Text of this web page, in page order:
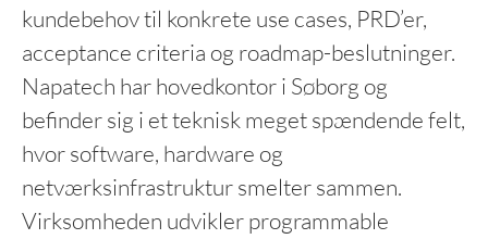
kundebehov til konkrete use cases, PRD’er,
acceptance criteria og roadmap-beslutninger.
Napatech har hovedkontor i Søborg og
befinder sig i et teknisk meget spændende felt,
hvor software, hardware og
netværksinfrastruktur smelter sammen.
Virksomheden udvikler programmable